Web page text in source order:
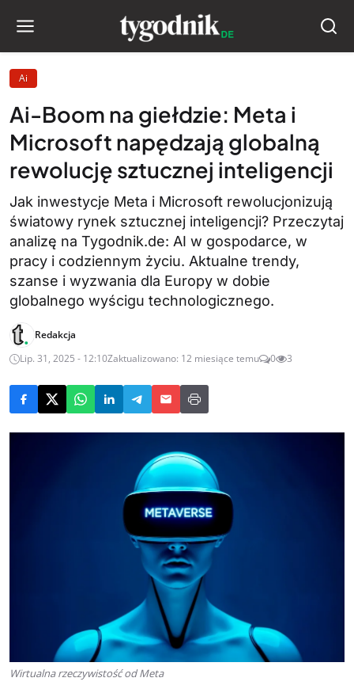
Ai
Ai-Boom na giełdzie: Meta i
Microsoft napędzają globalną
rewolucję sztucznej inteligencji
Jak inwestycje Meta i Microsoft rewolucjonizują
światowy rynek sztucznej inteligencji? Przeczytaj
analizę na Tygodnik.de: AI w gospodarce, w
pracy i codziennym życiu. Aktualne trendy,
szanse i wyzwania dla Europy w dobie
globalnego wyścigu technologicznego.
Redakcja
Lip. 31, 2025 - 12:10Zaktualizowano: 12 miesiące temu 0 3
Wirtualna rzeczywistość od Meta